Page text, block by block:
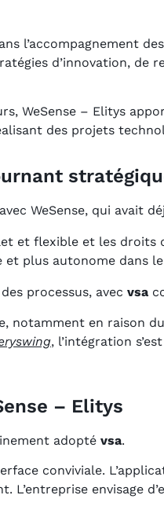
l’accompagnement
d’innovation, de
WeSense – Elitys
des projets
WeSense, qui avait
et flexible et les droits
plus autonome dans
processus, avec vsa
notamment en raison
, l’intégration
– Elitys
adopté vsa.
conviviale.
L’entreprise envisage